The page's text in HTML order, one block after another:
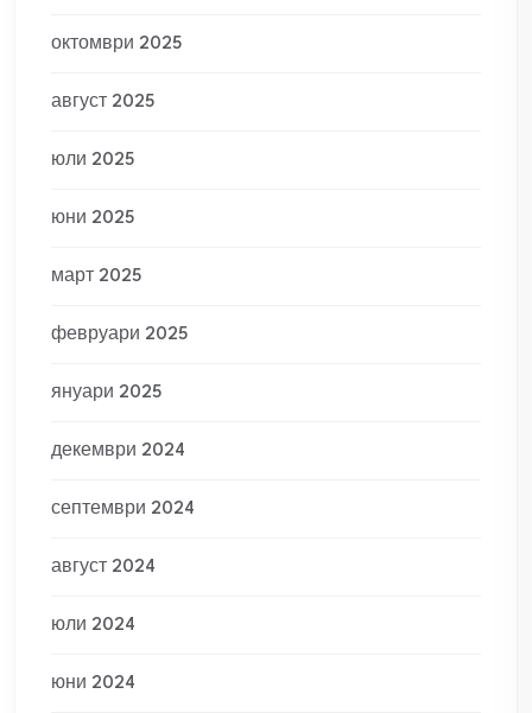
октомври 2025
август 2025
юли 2025
юни 2025
март 2025
февруари 2025
януари 2025
декември 2024
септември 2024
август 2024
юли 2024
юни 2024